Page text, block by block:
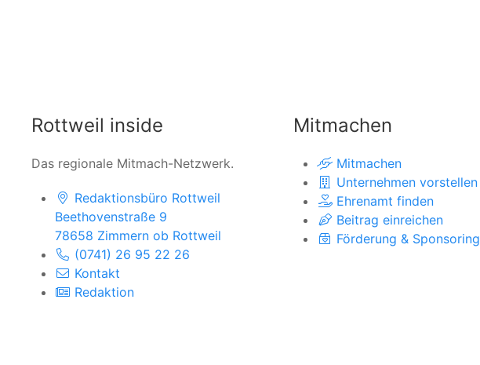
Rottweil inside
Das regionale Mitmach-Netzwerk.
Redaktionsbüro Rottweil
Beethovenstraße 9
78658 Zimmern ob Rottweil
(0741) 26 95 22 26
Kontakt
Redaktion
Mitmachen
Mitmachen
Unternehmen vorstellen
Ehrenamt finden
Beitrag einreichen
Förderung & Sponsoring